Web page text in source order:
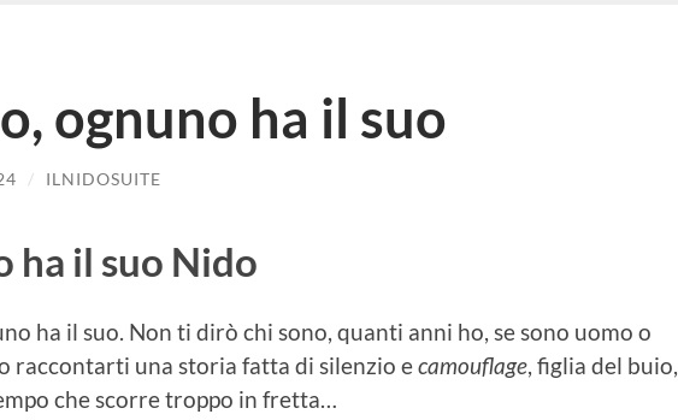
ognuno ha il suo
/ ILNIDOSUITE
ha il suo Nido
ha il suo. Non ti dirò chi sono, quanti anni ho, se sono uomo o
raccontarti una storia fatta di silenzio ecamouflage, figlia del buio,
che scorre troppo in fretta…